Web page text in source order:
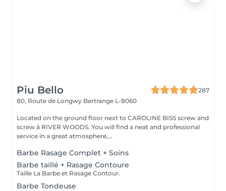
Piu Bello
287
80, Route de Longwy Bertrange L-8060
Located on the ground floor next to CAROLINE BISS screw and
screw â RIVER WOODS. You will find a neat and professional
service in a great atmosphere,...
Barbe Rasage Complet + Soins
Barbe taillé + Rasage Contoure
Taille La Barbe et Rasage Contour.
Barbe Tondeuse